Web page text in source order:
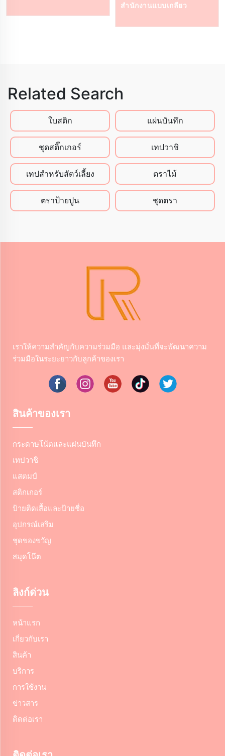
สำนักงานแบบเกลียว
Related Search
ใบสติก แผ่นบันทึก
ชุดสติ๊กเกอร์ เทปวาชิ
เทปสําหรับสัตว์เลี้ยง ตราไม้
ตราป้ายปูน ชุดตรา
เราให้ความสําคัญกับความร่วมมือ และมุ่งมั่นที่จะพัฒนาความ
ร่วมมือในระยะยาวกับลูกค้าของเรา
สินค้าของเรา
กระดาษโน้ตและแผ่นบันทึก
เทปวาชิ
แสตมป์
สติกเกอร์
ป้ายติดเสื้อและป้ายชื่อ
อุปกรณ์เสริม
ชุดของขวัญ
สมุดโน๊ต
ลิงก์ด่วน
หน้าแรก
เกี่ยวกับเรา
สินค้า
บริการ
การใช้งาน
ข่าวสาร
ติดต่อเรา